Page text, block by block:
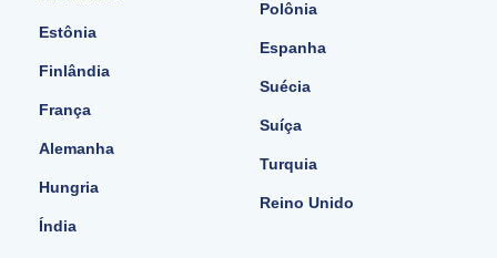
Estônia
Finlândia
França
Alemanha
Hungria
Índia
Polônia
Espanha
Suécia
Suíça
Turquia
Reino Unido